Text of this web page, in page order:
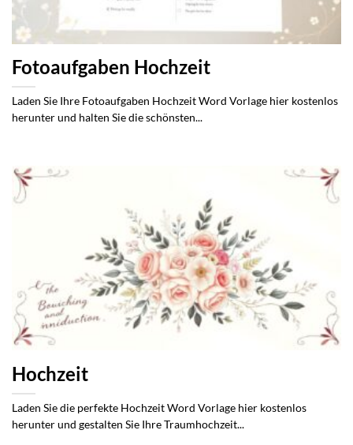
Fotoaufgaben Hochzeit
Laden Sie Ihre Fotoaufgaben Hochzeit Word Vorlage hier kostenlos
herunter und halten Sie die schönsten...
Hochzeit
Laden Sie die perfekte Hochzeit Word Vorlage hier kostenlos
herunter und gestalten Sie Ihre Traumhochzeit...